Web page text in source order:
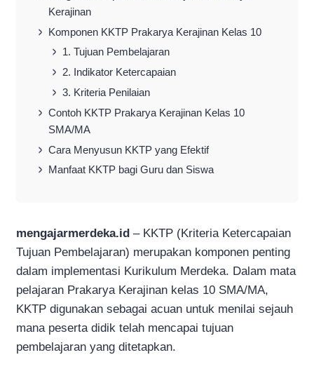
Kerajinan
Komponen KKTP Prakarya Kerajinan Kelas 10
1. Tujuan Pembelajaran
2. Indikator Ketercapaian
3. Kriteria Penilaian
Contoh KKTP Prakarya Kerajinan Kelas 10
SMA/MA
Cara Menyusun KKTP yang Efektif
Manfaat KKTP bagi Guru dan Siswa
mengajarmerdeka.id – KKTP (Kriteria Ketercapaian
Tujuan Pembelajaran) merupakan komponen penting
dalam implementasi Kurikulum Merdeka. Dalam mata
pelajaran Prakarya Kerajinan kelas 10 SMA/MA,
KKTP digunakan sebagai acuan untuk menilai sejauh
mana peserta didik telah mencapai tujuan
pembelajaran yang ditetapkan.